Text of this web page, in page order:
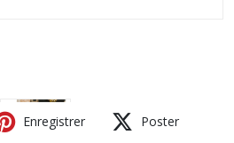
Enregistrer Poster